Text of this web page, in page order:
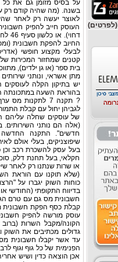
לאוצר יעשה רק לאחר
העוסק חייב להפיק
החיוב להפקת חשבונית
לבעלי מקצוע חופשי
בית ספר (או גן ילדים),
יש בתיקון הקלה
בהוראת השעה במתכונתה
לגביהן יחול עם קבלת
של עוסקים שחלה עליהם
חדשים". התקנה החדשה
שיפוצניקים, בעלי אולם
בעל עסק להשכרת רכב וכן
חקלאי, בעל תחנת דלק,
או שרות שנתנו רק לאחר
(שלא תוקנו עם הוראת
בדיווח התקופתי (החודשי
חשבונית מס גם עם טרם
הקונה/מקבל השרות
גדולים מכתיבים את
עד אשר יקבלו חשבונית
הפנימית של כל גוף וגוף
אכן הוצאה כדין ושיש